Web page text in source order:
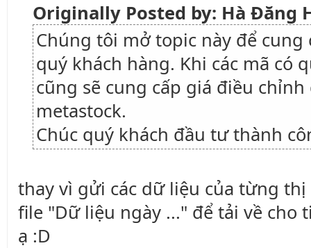
Originally Posted by: Hà Đăng
Chúng tôi mở topic này để
quý khách hàng. Khi các mã có
cũng sẽ cung cấp giá điều
metastock.
Chúc quý khách đầu tư thành
thay vì gửi các dữ liệu của từng
file "Dữ liệu ngày ..." để tải về cho
ạ :D